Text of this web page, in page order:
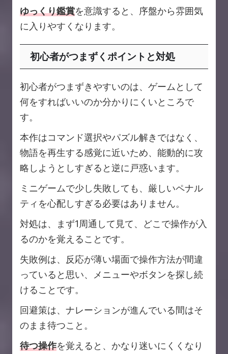
ゆっくり鑑賞を意識すると、序盤から雰囲気
に入りやすくなります。
初心者がつまずくポイントと対処
初心者がつまずきやすいのは、ゲームとして
何をすればいいのか分かりにくいところで
す。
本作はコマンド選択やパズル解きではなく、
物語を再生する感覚に近いため、能動的に攻
略しようとしすぎると逆に戸惑います。
ミニゲームで少し失敗しても、厳しいペナル
ティを心配しすぎる必要はありません。
対処は、まず1周通して見て、どこで操作が入
るのかを覚えることです。
失敗例は、反応が薄い場面で操作方法が間違
っていると思い、メニューやボタンを探し続
けることです。
回避策は、ナレーションが進んでいる間はそ
のまま待つこと。
待つ操作を覚えると、かなり迷いにくくなり